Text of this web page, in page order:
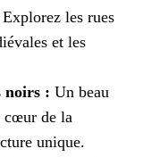
Explorez les rues
et les
noirs : Un beau
cœur de la
unique.